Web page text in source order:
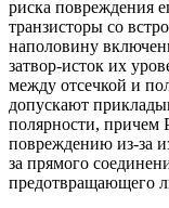
риска повреждения
транзисторы со
наполовину
затвор-исток их
между отсечкой и
допускают
полярности, причем
повреждению из-за
за прямого
предотвращающего